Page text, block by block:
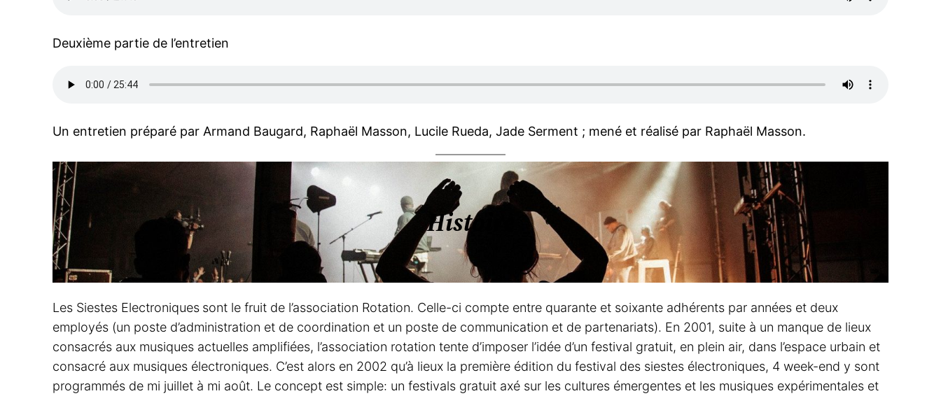
Deuxième partie de l’entretien
Un entretien préparé par Armand Baugard, Raphaël Masson, Lucile Rueda, Jade Serment ; mené et réalisé par Raphaël Masson.
Histoire
Les Siestes Electroniques sont le fruit de l’association Rotation. Celle-ci compte entre quarante et soixante adhérents par années et deux
employés (un poste d’administration et de coordination et un poste de communication et de partenariats). En 2001, suite à un manque de lieux
consacrés aux musiques actuelles amplifiées, l’association rotation tente d’imposer l’idée d’un festival gratuit, en plein air, dans l’espace urbain et
consacré aux musiques électroniques. C’est alors en 2002 qu’à lieux la première édition du festival des siestes électroniques, 4 week-end y sont
programmés de mi juillet à mi août. Le concept est simple: un festivals gratuit axé sur les cultures émergentes et les musiques expérimentales et